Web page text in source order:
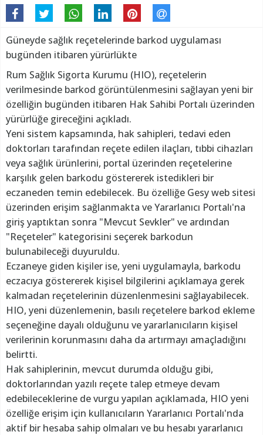
Güneyde sağlık reçetelerinde barkod uygulaması
bugünden itibaren yürürlükte
Rum Sağlık Sigorta Kurumu (HIO), reçetelerin
verilmesinde barkod görüntülenmesini sağlayan yeni bir
özelliğin bugünden itibaren Hak Sahibi Portalı üzerinden
yürürlüğe gireceğini açıkladı.
Yeni sistem kapsamında, hak sahipleri, tedavi eden
doktorları tarafından reçete edilen ilaçları, tıbbi cihazları
veya sağlık ürünlerini, portal üzerinden reçetelerine
karşılık gelen barkodu göstererek istedikleri bir
eczaneden temin edebilecek. Bu özelliğe Gesy web sitesi
üzerinden erişim sağlanmakta ve Yararlanıcı Portalı'na
giriş yaptıktan sonra "Mevcut Sevkler" ve ardından
"Reçeteler" kategorisini seçerek barkodun
bulunabileceği duyuruldu.
Eczaneye giden kişiler ise, yeni uygulamayla, barkodu
eczacıya göstererek kişisel bilgilerini açıklamaya gerek
kalmadan reçetelerinin düzenlenmesini sağlayabilecek.
HIO, yeni düzenlemenin, basılı reçetelere barkod ekleme
seçeneğine dayalı olduğunu ve yararlanıcıların kişisel
verilerinin korunmasını daha da artırmayı amaçladığını
belirtti.
Hak sahiplerinin, mevcut durumda olduğu gibi,
doktorlarından yazılı reçete talep etmeye devam
edebileceklerine de vurgu yapılan açıklamada, HIO yeni
özelliğe erişim için kullanıcıların Yararlanıcı Portalı'nda
aktif bir hesaba sahip olmaları ve bu hesabı yararlanıcı